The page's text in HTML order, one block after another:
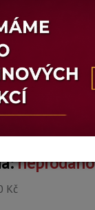
fajans
20:18 SELČ
neprodáno
Kč